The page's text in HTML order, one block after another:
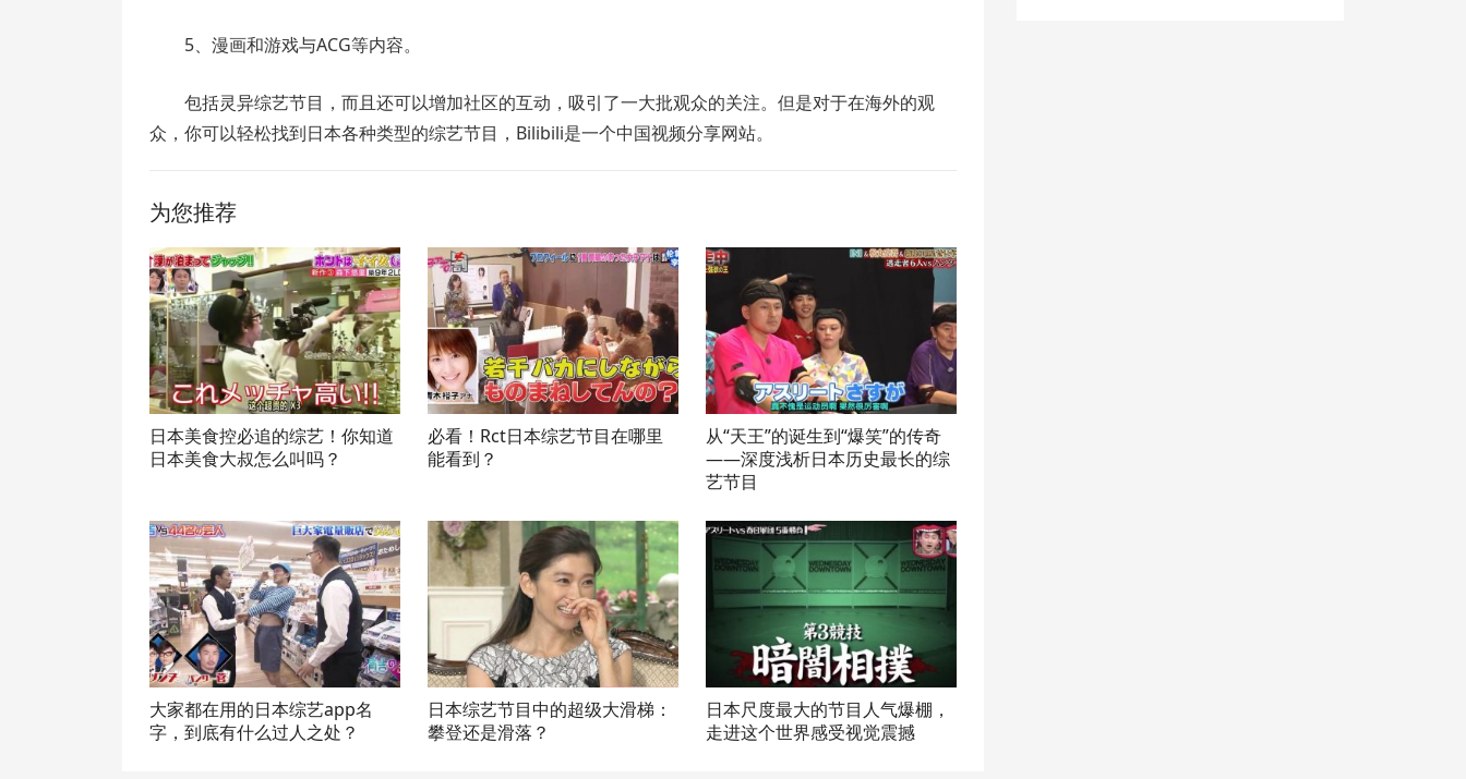
5、漫画和游戏与ACG等内容。
包括灵异综艺节目，而且还可以增加社区的互动，吸引了一大批观众的关注。但是对于在海外的观
众，你可以轻松找到日本各种类型的综艺节目，Bilibili是一个中国视频分享网站。
为您推荐
日本美食控必追的综艺！你知道
日本美食大叔怎么叫吗？
必看！Rct日本综艺节目在哪里
能看到？
从“天王”的诞生到“爆笑”的传奇
——深度浅析日本历史最长的综
艺节目
大家都在用的日本综艺app名
字，到底有什么过人之处？
日本综艺节目中的超级大滑梯：
攀登还是滑落？
日本尺度最大的节目人气爆棚，
走进这个世界感受视觉震撼